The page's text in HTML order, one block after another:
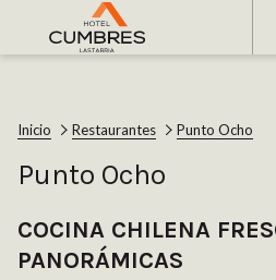
Inicio Restaurantes Punto Ocho
Punto Ocho
COCINA CHILENA
PANORÁMICAS